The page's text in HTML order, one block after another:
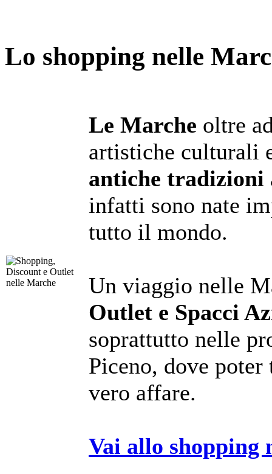
Lo shopping nelle
Le Marche oltre
artistiche culturali
antiche
infatti sono nate
tutto il mondo.
Un viaggio nelle
Outlet e Spacci
soprattutto nelle
Piceno, dove
vero affare.
Vai allo shopping